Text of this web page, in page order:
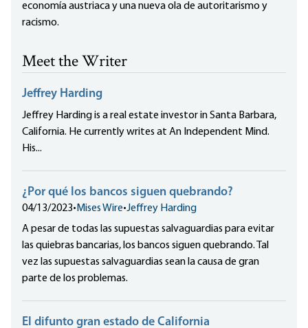
economía austriaca y una nueva ola de autoritarismo y
racismo.
Meet the Writer
Jeffrey Harding
Jeffrey Harding is a real estate investor in Santa Barbara,
California. He currently writes at An Independent Mind.
His...
¿Por qué los bancos siguen quebrando?
04/13/2023• Mises Wire•Jeffrey Harding
A pesar de todas las supuestas salvaguardias para evitar
las quiebras bancarias, los bancos siguen quebrando. Tal
vez las supuestas salvaguardias sean la causa de gran
parte de los problemas.
El difunto gran estado de California